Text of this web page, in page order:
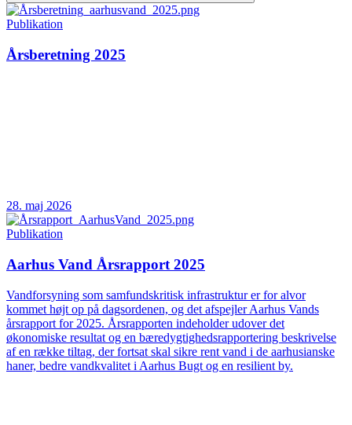
Publikation
Årsberetning 2025
28. maj 2026
Publikation
Aarhus Vand Årsrapport 2025
Vandforsyning som samfundskritisk infrastruktur er for alvor
kommet højt op på dagsordenen, og det afspejler Aarhus Vands
årsrapport for 2025. Årsrapporten indeholder udover det
økonomiske resultat og en bæredygtighedsrapportering beskrivelse
af en række tiltag, der fortsat skal sikre rent vand i de aarhusianske
haner, bedre vandkvalitet i Aarhus Bugt og en resilient by.